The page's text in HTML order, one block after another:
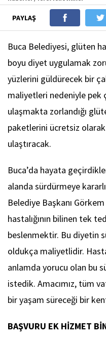
PAYLAŞ
Buca Belediyesi, glüten
boyu diyet uygulamak
yüzlerini güldürecek bir
maliyetleri nedeniyle pek
ulaşmakta zorlandığı
paketlerini ücretsiz
ulaştıracak.
Buca’da hayata
alanda sürdürmeye
Belediye Başkanı
hastalığının bilinen tek
beslenmektir. Bu diyetin
oldukça maliyetlidir.
anlamda yorucu olan bu
istedik. Amacımız, tüm
bir yaşam süreceği bir
BAŞVURU EK HİZMET